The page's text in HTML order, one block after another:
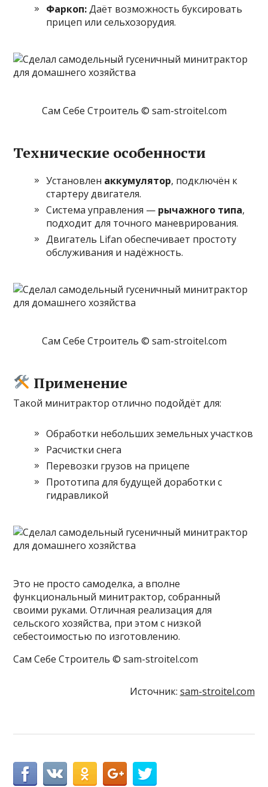
Фаркоп:Даёт возможность буксировать
прицеп или сельхозорудия.
Сам Себе Строитель © sam-stroitel.com
Технические особенности
Установлен аккумулятор, подключён к
стартеру двигателя.
Система управления — рычажного типа,
подходит для точного маневрирования.
Двигатель Lifan обеспечивает простоту
обслуживания и надёжность.
Сам Себе Строитель © sam-stroitel.com
Применение
Такой минитрактор отлично подойдёт для:
Обработки небольших земельных участков
Расчистки снега
Перевозки грузов на прицепе
Прототипа для будущей доработки с
гидравликой
Это не просто самоделка, а вполне
функциональный минитрактор, собранный
своими руками. Отличная реализация для
сельского хозяйства, при этом с низкой
себестоимостью по изготовлению.
Сам Себе Строитель © sam-stroitel.com
Источник: sam-stroitel.com